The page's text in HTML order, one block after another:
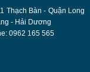
Quận Long
- Hải Dương
565